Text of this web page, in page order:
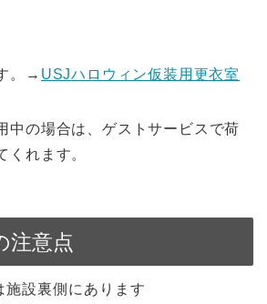
。→ USJハロウィン仮装用更衣室
中の場合は、ゲストサービスで荷
くれます。
注意点
施設裏側にあります